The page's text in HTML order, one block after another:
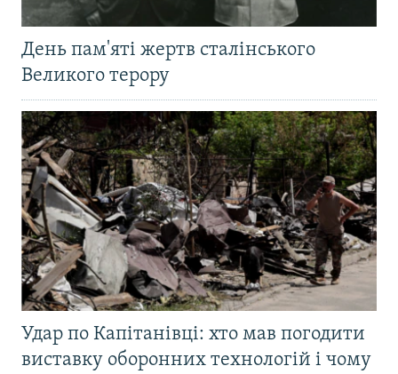
День пам'яті жертв сталінського
Великого терору
Удар по Капітанівці: хто мав погодити
виставку оборонних технологій і чому